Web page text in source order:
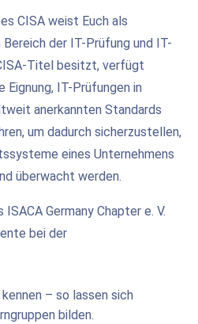
CISA weist Euch als
der IT-Prüfung und IT-
Titel besitzt, verfügt
Eignung, IT-Prüfungen in
anerkannten Standards
um dadurch sicherzustellen,
eines Unternehmens
überwacht werden.
Germany Chapter e. V.
bei der
– so lassen sich
bilden.